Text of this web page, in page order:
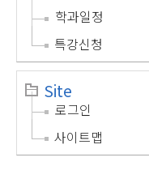
학과일정
특강신청
Site
로그인
사이트맵